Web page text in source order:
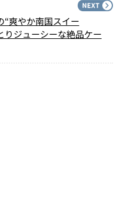
“爽やか南国スイー
りジューシーな絶品ケー